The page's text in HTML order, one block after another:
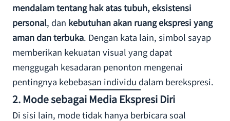
mendalam tentang hak atas tubuh, eksistensi
personal, dan kebutuhan akan ruang ekspresi yang
aman dan terbuka. Dengan kata lain, simbol sayap
memberikan kekuatan visual yang dapat
menggugah kesadaran penonton mengenai
pentingnya kebebasan individu dalam berekspresi.
2. Mode sebagai Media Ekspresi Diri
Di sisi lain, mode tidak hanya berbicara soal